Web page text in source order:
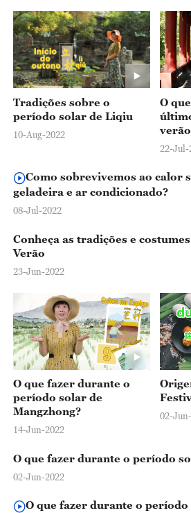
Tradições sobre o
período solar de Liqiu
10-Aug-2022
O
verão
22-Jul-
Como sobrevivemos ao calor
geladeira e ar condicionado?
08-Jul-2022
Conheça as tradições e
Verão
23-Jun-2022
O que fazer durante o
período solar de
Mangzhong?
14-Jun-2022
02-
O que fazer durante o período
02-Jun-2022
O que fazer durante o